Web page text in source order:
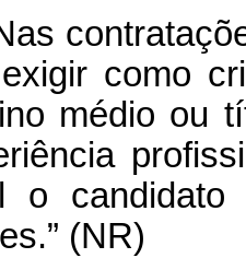
como
médio ou
o candidato
(NR)